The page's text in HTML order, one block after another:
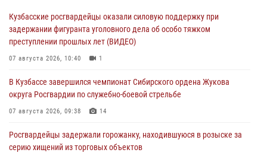
Кузбасские росгвардейцы оказали силовую поддержку при
задержании фигуранта уголовного дела об особо тяжком
преступлении прошлых лет (ВИДЕО)
07 августа 2026, 10:40 1
В Кузбассе завершился чемпионат Сибирского ордена Жукова
округа Росгвардии по служебно-боевой стрельбе
07 августа 2026, 09:38 14
Росгвардейцы задержали горожанку, находившуюся в розыске за
серию хищений из торговых объектов